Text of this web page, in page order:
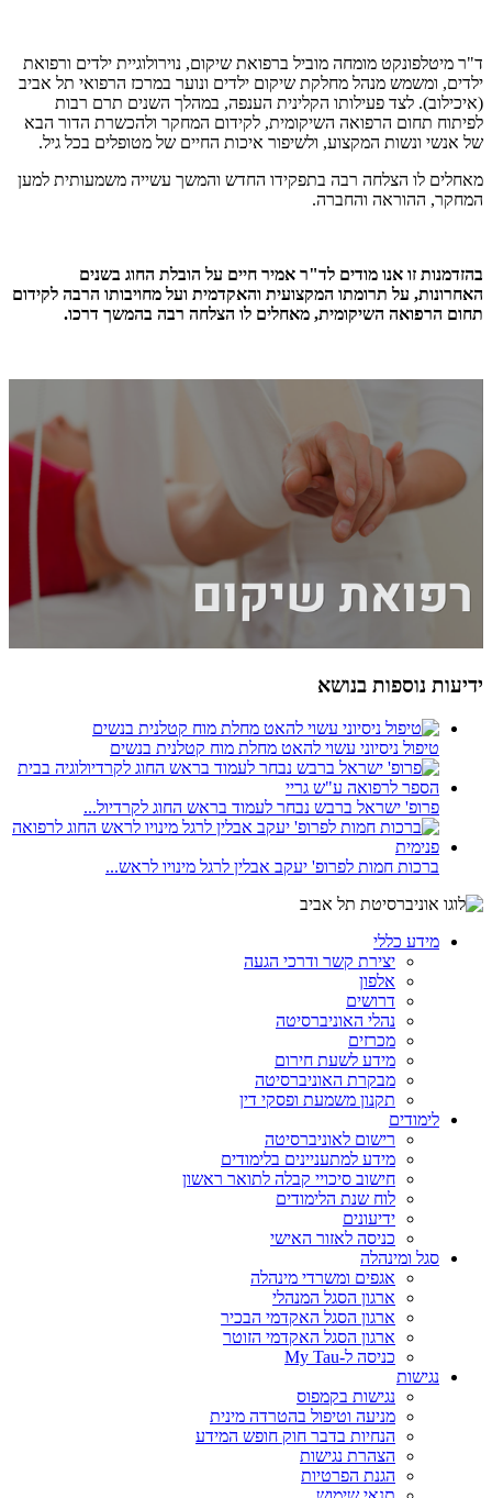
ד"ר מיטלפונקט מומחה מוביל ברפואת שיקום, נוירולוגיית ילדים ורפואת
ילדים, ומשמש מנהל מחלקת שיקום ילדים ונוער במרכז הרפואי תל אביב
(איכילוב). לצד פעילותו הקלינית הענפה, במהלך השנים תרם רבות
לפיתוח תחום הרפואה השיקומית, לקידום המחקר ולהכשרת הדור הבא
של אנשי ונשות המקצוע, ולשיפור איכות החיים של מטופלים בכל גיל.
מאחלים לו הצלחה רבה בתפקידו החדש והמשך עשייה משמעותית למען
המחקר, ההוראה והחברה.
בהזדמנות זו אנו מודים לד"ר אמיר חיים על הובלת החוג בשנים
האחרונות, על תרומתו המקצועית והאקדמית ועל מחויבותו הרבה לקידום
תחום הרפואה השיקומית, מאחלים לו הצלחה רבה בהמשך דרכו.
ידיעות נוספות בנושא
טיפול ניסיוני עשוי להאט מחלת מוח קטלנית בנשים
פרופ' ישראל ברבש נבחר לעמוד בראש החוג לקרדיול...
ברכות חמות לפרופ' יעקב אבלין לרגל מינויו לראש...
מידע כללי
יצירת קשר ודרכי הגעה
אלפון
דרושים
נהלי האוניברסיטה
מכרזים
מידע לשעת חירום
מבקרת האוניברסיטה
תקנון משמעת ופסקי דין
לימודים
רישום לאוניברסיטה
מידע למתעניינים בלימודים
חישוב סיכויי קבלה לתואר ראשון
לוח שנת הלימודים
ידיעונים
כניסה לאזור האישי
סגל ומינהלה
אגפים ומשרדי מינהלה
ארגון הסגל המנהלי
ארגון הסגל האקדמי הבכיר
ארגון הסגל האקדמי הזוטר
כניסה ל-My Tau
נגישות
נגישות בקמפוס
מניעה וטיפול בהטרדה מינית
הנחיות בדבר חוק חופש המידע
הצהרת נגישות
הגנת הפרטיות